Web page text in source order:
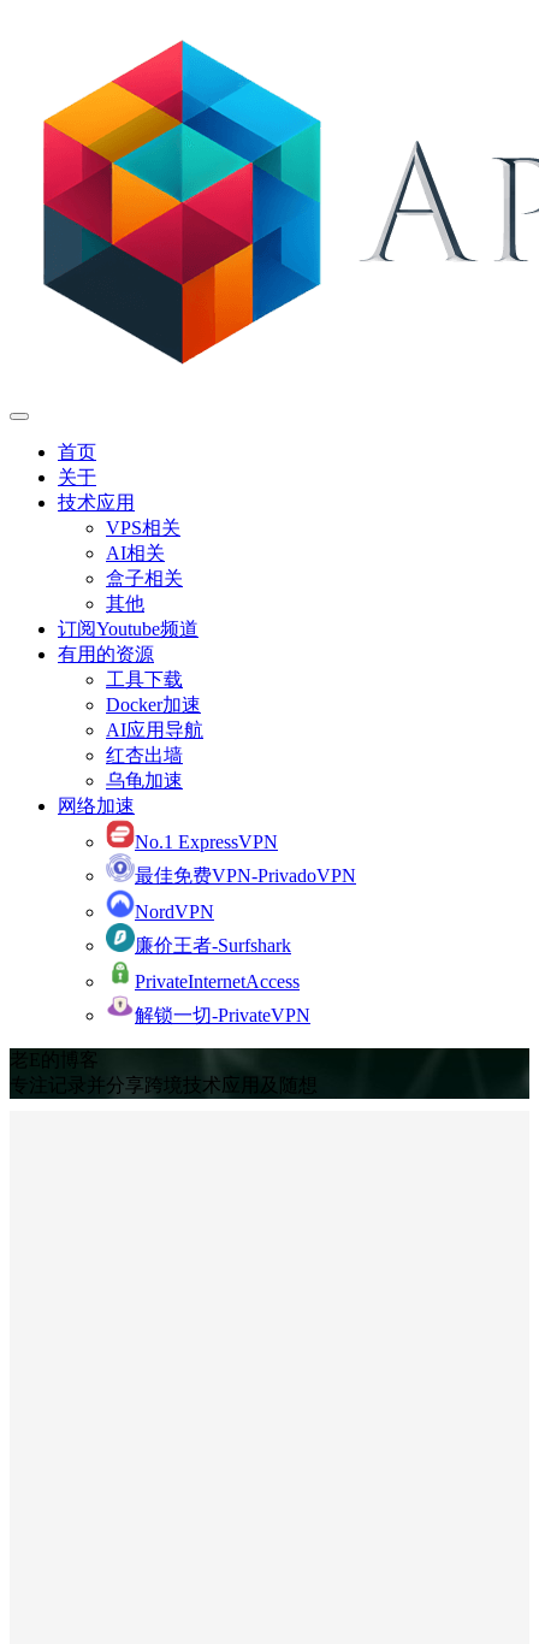
首页
关于
技术应用
VPS相关
AI相关
盒子相关
其他
订阅Youtube频道
有用的资源
工具下载
Docker加速
AI应用导航
红杏出墙
乌龟加速
网络加速
No.1 ExpressVPN
最佳免费VPN-PrivadoVPN
NordVPN
廉价王者-Surfshark
PrivateInternetAccess
解锁一切-PrivateVPN
老E的博客
专注记录并分享跨境技术应用及随想